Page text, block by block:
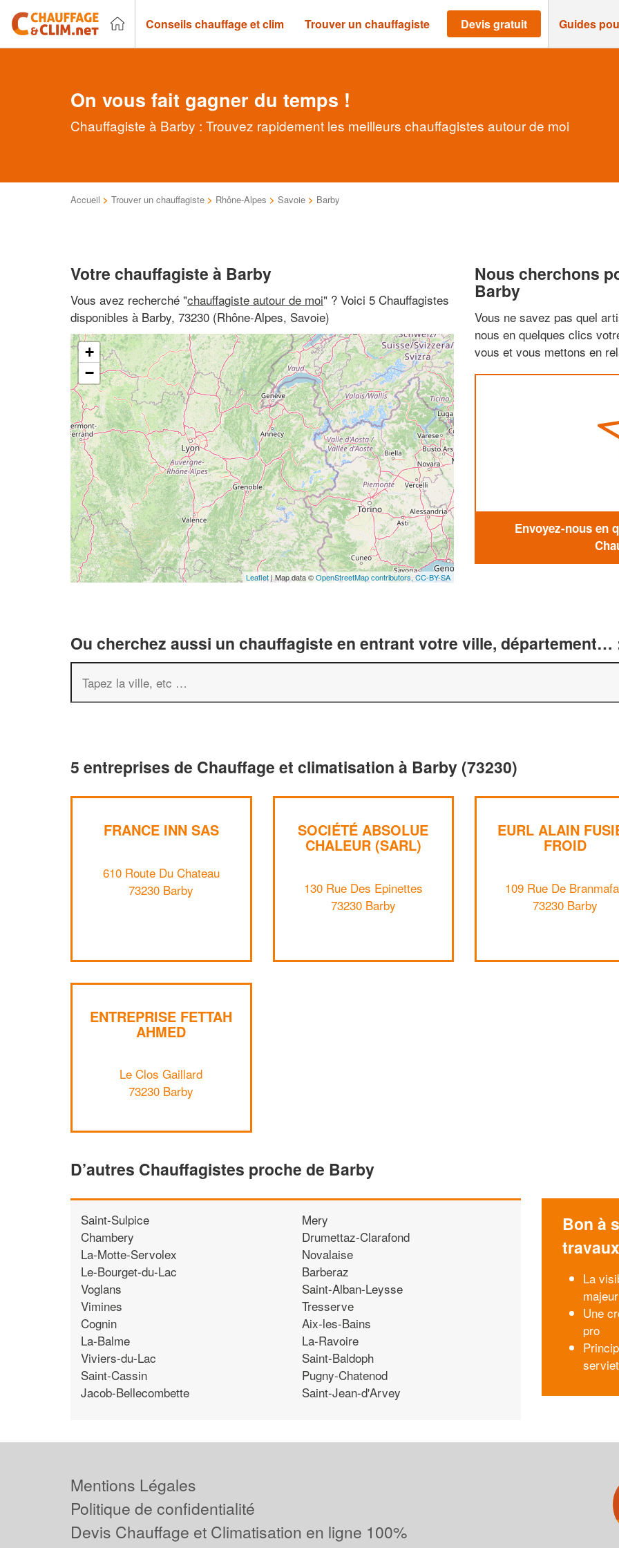
Conseils chauffage et clim Trouver un chauffagiste Devis gratuit Guides
On vous fait gagner du temps !
Chauffagiste à Barby : Trouvez rapidement les meilleurs chauffagistes autour de moi
Accueil > Trouver un chauffagiste > Rhône-Alpes > Savoie > Barby
Votre chauffagiste à Barby
Vous avez recherché "chauffagiste autour de moi" ? Voici 5 Chauffagistes
disponibles à Barby, 73230 (Rhône-Alpes, Savoie)
+
−
Leaflet| Map data ©OpenStreetMap contributors,CC-BY-SA
Nous cherchons
Barby
Vous ne savez pas quel
nous en quelques clics
vous et vous mettons en
Envoyez-nous en
Ou cherchez aussi un chauffagiste en entrant votre ville, département…
5 entreprises de Chauffage et climatisation à Barby (73230)
FRANCE INN SAS
610 Route Du Chateau
73230 Barby
SOCIÉTÉ ABSOLUE
CHALEUR (SARL)
130 Rue Des Epinettes
73230 Barby
EURL ALAIN
FROID
109 Rue De
73230 Barby
ENTREPRISE FETTAH
AHMED
Le Clos Gaillard
73230 Barby
D’autres Chauffagistes proche de Barby
Saint-Sulpice
Chambery
La-Motte-Servolex
Le-Bourget-du-Lac
Voglans
Vimines
Cognin
La-Balme
Viviers-du-Lac
Saint-Cassin
Jacob-Bellecombette
Mery
Drumettaz-Clarafond
Novalaise
Barberaz
Saint-Alban-Leysse
Tresserve
Aix-les-Bains
La-Ravoire
Saint-Baldoph
Pugny-Chatenod
Saint-Jean-d'Arvey
Bon à
travaux
La
Une
pro
Mentions Légales
Politique de confidentialité
Devis Chauffage et Climatisation en ligne 100%